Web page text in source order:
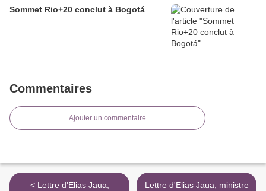
Sommet Rio+20 conclut à Bogotá
Commentaires
Ajouter un commentaire
< Lettre d'Elias Jaua,
Lettre d'Elias Jaua, ministre